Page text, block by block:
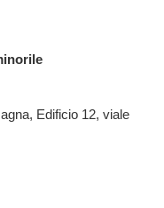
Edificio 12, viale